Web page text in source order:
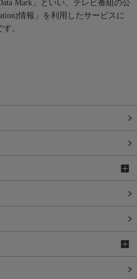
Mark」といい、テレビ番組の公
情報」を利用したサービスに
。